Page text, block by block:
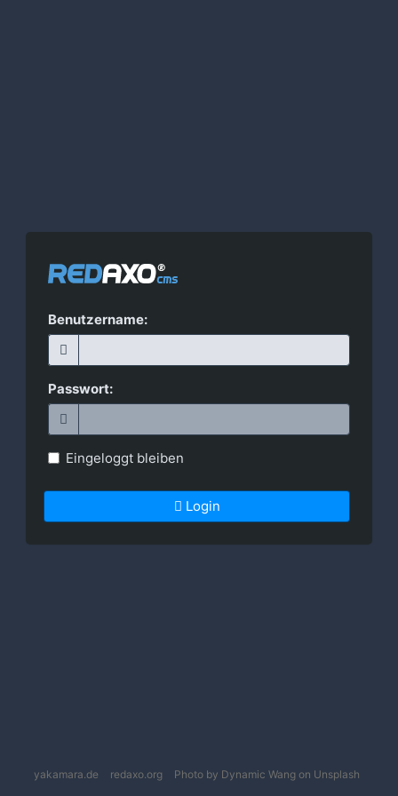
Benutzername:
Passwort:
Eingeloggt bleiben
Login
yakamara.de redaxo.org Photo by Dynamic Wang on Unsplash